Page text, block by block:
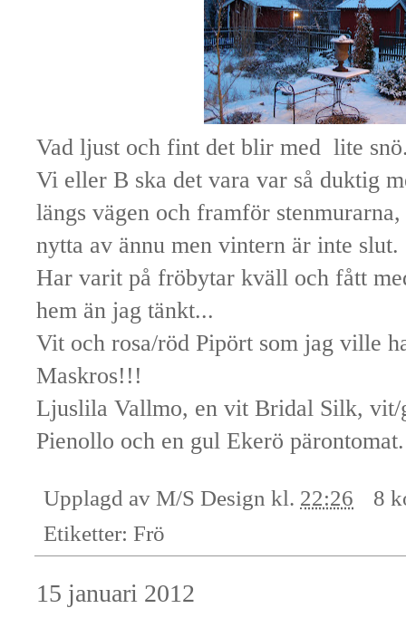
Vad ljust och fint det blir med lite
Vi eller B ska det vara var så duktig
längs vägen och framför
nytta av ännu men vintern är inte slut.
Har varit på fröbytar kväll och fått
hem än jag tänkt...
Vit och rosa/röd Pipört som jag ville
Maskros!!!
Ljuslila Vallmo, en vit Bridal Silk, vit/
Pienollo och en gul Ekerö pärontomat.
Upplagd av M/S Design kl. 22:26
8
Etiketter: Frö
15 januari 2012